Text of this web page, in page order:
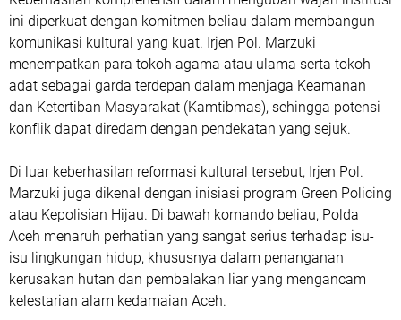
ini diperkuat dengan komitmen beliau dalam membangun
komunikasi kultural yang kuat. Irjen Pol. Marzuki
menempatkan para tokoh agama atau ulama serta tokoh
adat sebagai garda terdepan dalam menjaga Keamanan
dan Ketertiban Masyarakat (Kamtibmas), sehingga potensi
konflik dapat diredam dengan pendekatan yang sejuk.
​Di luar keberhasilan reformasi kultural tersebut, Irjen Pol.
Marzuki juga dikenal dengan inisiasi program Green Policing
atau Kepolisian Hijau. Di bawah komando beliau, Polda
Aceh menaruh perhatian yang sangat serius terhadap isu-
isu lingkungan hidup, khususnya dalam penanganan
kerusakan hutan dan pembalakan liar yang mengancam
kelestarian alam kedamaian Aceh.